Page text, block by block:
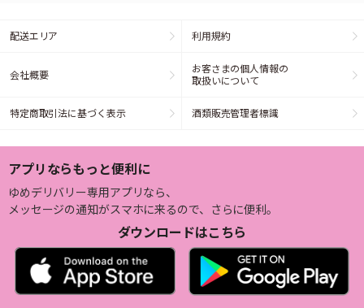
配送エリア 利用規約
会社概要
お客さまの個人情報の
取扱いについて
特定商取引法に基づく表示 酒類販売管理者標識
アプリならもっと便利に
ゆめデリバリー専用アプリなら、
メッセージの通知がスマホに来るので、さらに便利。
ダウンロードはこちら